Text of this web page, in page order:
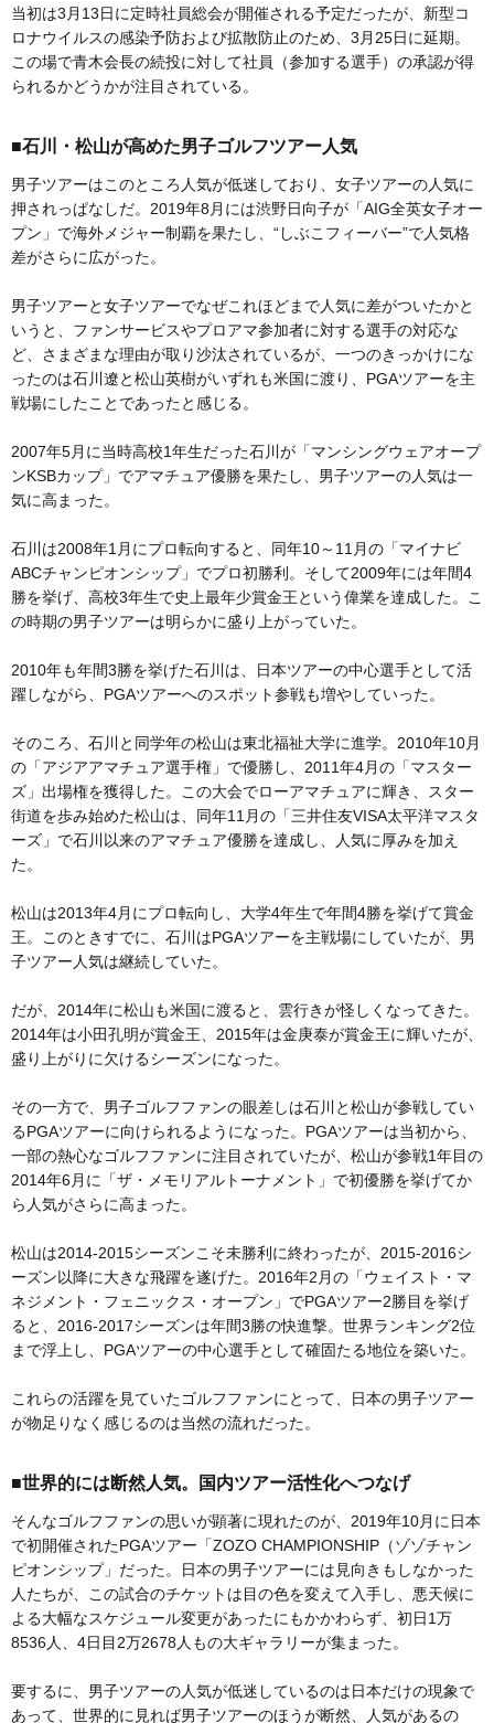
当初は3月13日に定時社員総会が開催される予定だったが、新型コ
ロナウイルスの感染予防および拡散防止のため、3月25日に延期。
この場で青木会長の続投に対して社員（参加する選手）の承認が得
られるかどうかが注目されている。
■石川・松山が高めた男子ゴルフツアー人気
男子ツアーはこのところ人気が低迷しており、女子ツアーの人気に
押されっぱなしだ。2019年8月には渋野日向子が「AIG全英女子オー
プン」で海外メジャー制覇を果たし、“しぶこフィーバー”で人気格
差がさらに広がった。
男子ツアーと女子ツアーでなぜこれほどまで人気に差がついたかと
いうと、ファンサービスやプロアマ参加者に対する選手の対応な
ど、さまざまな理由が取り沙汰されているが、一つのきっかけにな
ったのは石川遼と松山英樹がいずれも米国に渡り、PGAツアーを主
戦場にしたことであったと感じる。
2007年5月に当時高校1年生だった石川が「マンシングウェアオープ
ンKSBカップ」でアマチュア優勝を果たし、男子ツアーの人気は一
気に高まった。
石川は2008年1月にプロ転向すると、同年10～11月の「マイナビ
ABCチャンピオンシップ」でプロ初勝利。そして2009年には年間4
勝を挙げ、高校3年生で史上最年少賞金王という偉業を達成した。こ
の時期の男子ツアーは明らかに盛り上がっていた。
2010年も年間3勝を挙げた石川は、日本ツアーの中心選手として活
躍しながら、PGAツアーへのスポット参戦も増やしていった。
そのころ、石川と同学年の松山は東北福祉大学に進学。2010年10月
の「アジアアマチュア選手権」で優勝し、2011年4月の「マスター
ズ」出場権を獲得した。この大会でローアマチュアに輝き、スター
街道を歩み始めた松山は、同年11月の「三井住友VISA太平洋マスタ
ーズ」で石川以来のアマチュア優勝を達成し、人気に厚みを加え
た。
松山は2013年4月にプロ転向し、大学4年生で年間4勝を挙げて賞金
王。このときすでに、石川はPGAツアーを主戦場にしていたが、男
子ツアー人気は継続していた。
だが、2014年に松山も米国に渡ると、雲行きが怪しくなってきた。
2014年は小田孔明が賞金王、2015年は金庚泰が賞金王に輝いたが、
盛り上がりに欠けるシーズンになった。
その一方で、男子ゴルフファンの眼差しは石川と松山が参戦してい
るPGAツアーに向けられるようになった。PGAツアーは当初から、
一部の熱心なゴルフファンに注目されていたが、松山が参戦1年目の
2014年6月に「ザ・メモリアルトーナメント」で初優勝を挙げてか
ら人気がさらに高まった。
松山は2014-2015シーズンこそ未勝利に終わったが、2015-2016シ
ーズン以降に大きな飛躍を遂げた。2016年2月の「ウェイスト・マ
ネジメント・フェニックス・オープン」でPGAツアー2勝目を挙げ
ると、2016-2017シーズンは年間3勝の快進撃。世界ランキング2位
まで浮上し、PGAツアーの中心選手として確固たる地位を築いた。
これらの活躍を見ていたゴルフファンにとって、日本の男子ツアー
が物足りなく感じるのは当然の流れだった。
■世界的には断然人気。国内ツアー活性化へつなげ
そんなゴルフファンの思いが顕著に現れたのが、2019年10月に日本
で初開催されたPGAツアー「ZOZO CHAMPIONSHIP（ゾゾチャン
ピオンシップ」だった。日本の男子ツアーには見向きもしなかった
人たちが、この試合のチケットは目の色を変えて入手し、悪天候に
よる大幅なスケジュール変更があったにもかかわらず、初日1万
8536人、4日目2万2678人もの大ギャラリーが集まった。
要するに、男子ツアーの人気が低迷しているのは日本だけの現象で
あって、世界的に見れば男子ツアーのほうが断然、人気があるの